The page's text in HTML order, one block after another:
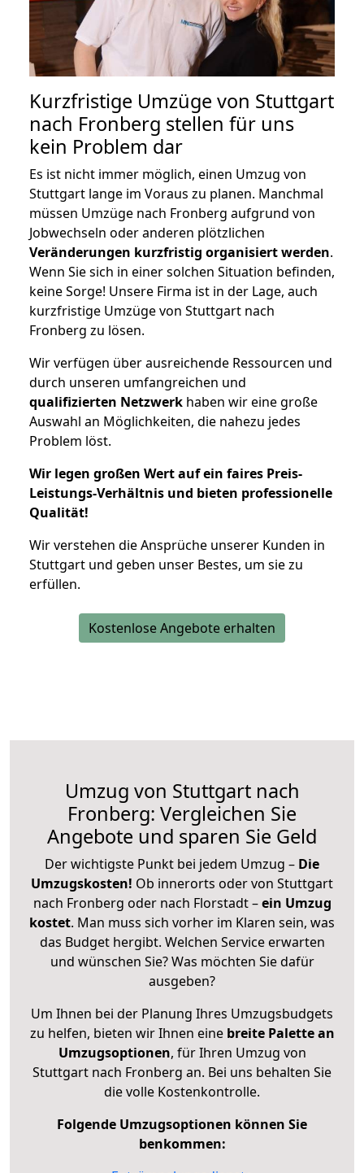
Kurzfristige Umzüge von Stuttgart
nach Fronberg stellen für uns
kein Problem dar
Es ist nicht immer möglich, einen Umzug von
Stuttgart lange im Voraus zu planen. Manchmal
müssen Umzüge nach Fronberg aufgrund von
Jobwechseln oder anderen plötzlichen
Veränderungen kurzfristig organisiert werden.
Wenn Sie sich in einer solchen Situation befinden,
keine Sorge! Unsere Firma ist in der Lage, auch
kurzfristige Umzüge von Stuttgart nach
Fronberg zu lösen.
Wir verfügen über ausreichende Ressourcen und
durch unseren umfangreichen und
qualifizierten Netzwerk haben wir eine große
Auswahl an Möglichkeiten, die nahezu jedes
Problem löst.
Wir legen großen Wert auf ein faires Preis-
Leistungs-Verhältnis und bieten professionelle
Qualität!
Wir verstehen die Ansprüche unserer Kunden in
Stuttgart und geben unser Bestes, um sie zu
erfüllen.
Kostenlose Angebote erhalten
Umzug von Stuttgart nach
Fronberg: Vergleichen Sie
Angebote und sparen Sie Geld
Der wichtigste Punkt bei jedem Umzug – Die
Umzugskosten! Ob innerorts oder von Stuttgart
nach Fronberg oder nach Florstadt –ein Umzug
kostet. Man muss sich vorher im Klaren sein, was
das Budget hergibt. Welchen Service erwarten
und wünschen Sie? Was möchten Sie dafür
ausgeben?
Um Ihnen bei der Planung Ihres Umzugsbudgets
zu helfen, bieten wir Ihnen eine breite Palette an
Umzugsoptionen, für Ihren Umzug von
Stuttgart nach Fronberg an. Bei uns behalten Sie
die volle Kostenkontrolle.
Folgende Umzugsoptionen können Sie
benkommen: